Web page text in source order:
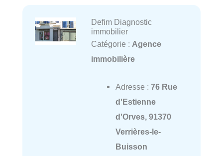
Defim Diagnostic
immobilier
Catégorie : Agence
immobilière
Adresse : 76 Rue
d'Estienne
d'Orves, 91370
Verrières-le-
Buisson